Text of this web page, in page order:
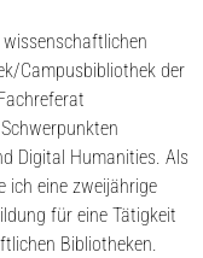
Campusbibliothek der
Digital Humanities. Als
ich eine zweijährige
für eine Tätigkeit
Bibliotheken.